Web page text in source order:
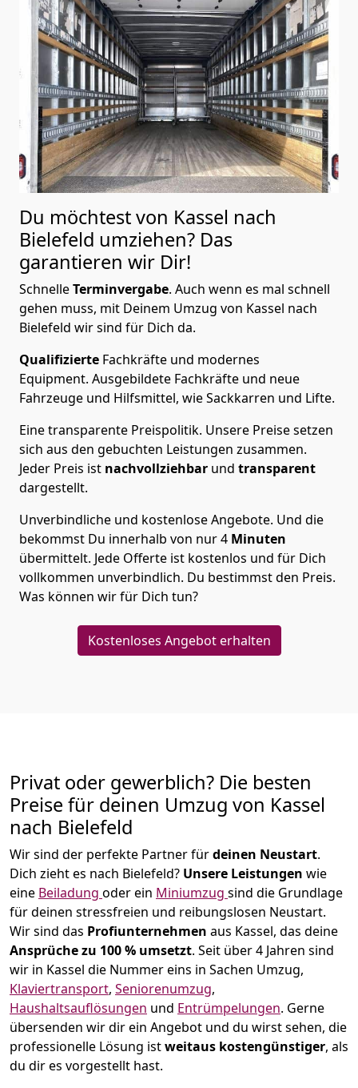
Du möchtest von Kassel nach
Bielefeld umziehen? Das
garantieren wir Dir!
SchnelleTerminvergabe. Auch wenn es mal schnell
gehen muss, mit Deinem Umzug von Kassel nach
Bielefeld wir sind für Dich da.
Qualifizierte Fachkräfte und modernes
Equipment. Ausgebildete Fachkräfte und neue
Fahrzeuge und Hilfsmittel, wie Sackkarren und Lifte.
Eine transparente Preispolitik. Unsere Preise setzen
sich aus den gebuchten Leistungen zusammen.
Jeder Preis ist nachvollziehbar und transparent
dargestellt.
Unverbindliche und kostenlose Angebote. Und die
bekommst Du innerhalb von nur4 Minuten
übermittelt. Jede Offerte ist kostenlos und für Dich
vollkommen unverbindlich. Du bestimmst den Preis.
Was können wir für Dich tun?
Kostenloses Angebot erhalten
Privat oder gewerblich? Die besten
Preise für deinen Umzug von Kassel
nach Bielefeld
Wir sind der perfekte Partner fürdeinen Neustart.
Dich zieht es nach Bielefeld? Unsere Leistungen wie
eine Beiladung oder ein Miniumzug sind die Grundlage
für deinen stressfreien und reibungslosen Neustart.
Wir sind das Profiunternehmen aus Kassel, das deine
Ansprüche zu 100 % umsetzt. Seit über 4 Jahren sind
wir in Kassel die Nummer eins in Sachen Umzug,
Klaviertransport, Seniorenumzug,
Haushaltsauflösungen und Entrümpelungen. Gerne
übersenden wir dir ein Angebot und du wirst sehen, die
professionelle Lösung istweitaus kostengünstiger, als
du dir es vorgestellt hast.